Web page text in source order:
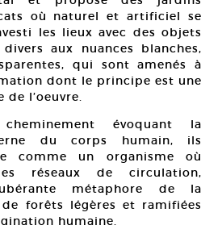
où naturel et artificiel se
les lieux avec des objets
aux nuances blanches,
qui sont amenés à
dont le principe est une
de l’oeuvre.
évoquant la
du corps humain, ils
comme un organisme où
réseaux de circulation,
métaphore de la
forêts légères et ramifiées
humaine.